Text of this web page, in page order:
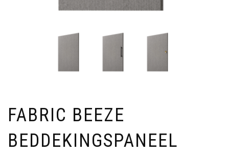
FABRIC BEEZE
BEDDEKINGSPANEEL